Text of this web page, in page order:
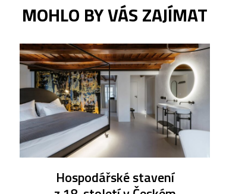
MOHLO BY VÁS ZAJÍMAT
Hospodářské stavení